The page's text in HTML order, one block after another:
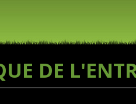
DE